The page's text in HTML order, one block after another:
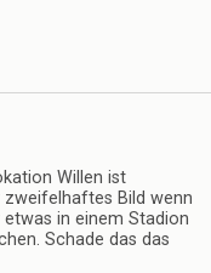
Willen ist
Bild wenn
in einem Stadion
Schade das das